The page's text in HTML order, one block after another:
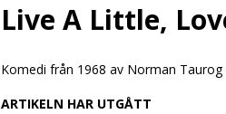
Live A Little,
Komedi från 1968 av Norman Taurog
ARTIKELN HAR UTGÅTT